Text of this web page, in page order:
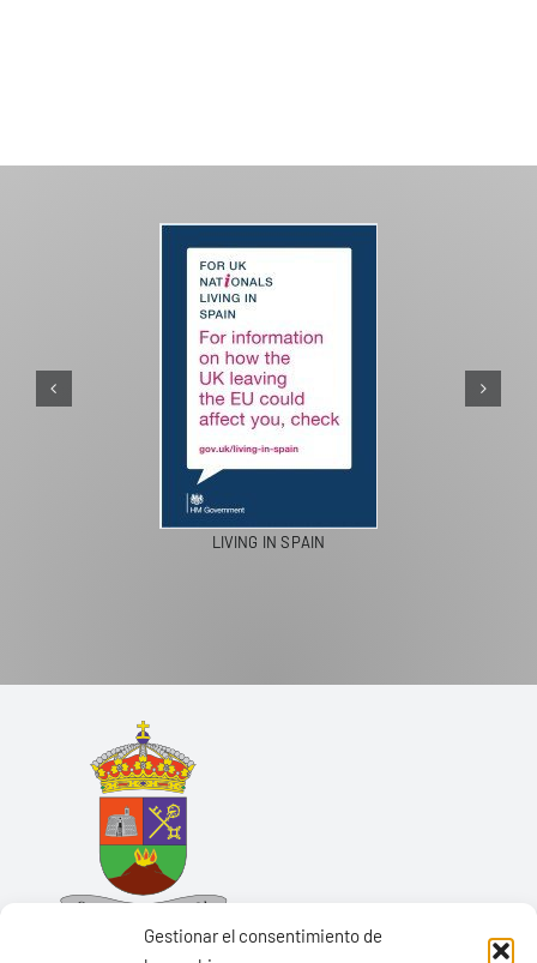
Gestionar el consentimiento de
LIVING IN SPAIN